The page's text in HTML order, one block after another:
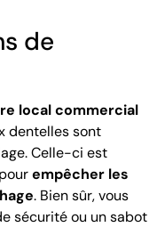
de
local commercial
dentelles sont
Celle-ci est
empêcher les
. Bien sûr, vous
sécurité ou un sabot